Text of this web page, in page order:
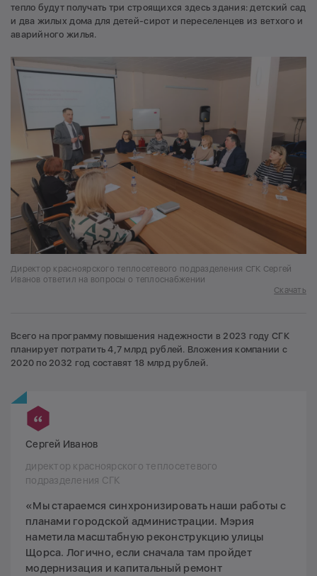
тепло будут получать три строящихся здесь здания: детский сад
и два жилых дома для детей-сирот и переселенцев из ветхого и
аварийного жилья.
Директор красноярского теплосетевого подразделения СГК Сергей
Иванов ответил на вопросы о теплоснабжении
Скачать
Всего на программу повышения надежности в 2023 году СГК
планирует потратить 4,7 млрд рублей. Вложения компании с
2020 по 2032 год составят 18 млрд рублей.
Сергей Иванов
директор красноярского теплосетевого
подразделения СГК
«Мы стараемся синхронизировать наши работы с
планами городской администрации. Мэрия
наметила масштабную реконструкцию улицы
Щорса. Логично, если сначала там пройдет
модернизация и капитальный ремонт